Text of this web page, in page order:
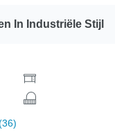
In Industriële Stijl